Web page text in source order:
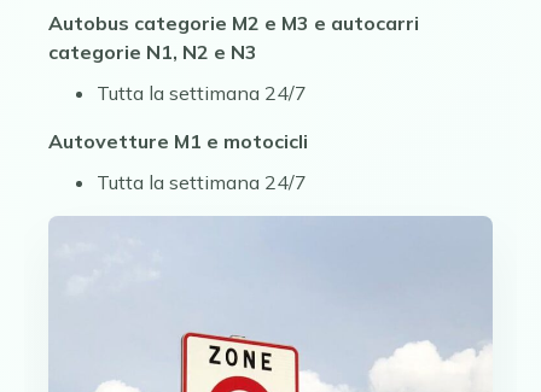
Autobus categorie M2 e M3 e autocarri
categorie N1, N2 e N3
Tutta la settimana 24/7
Autovetture M1 e motocicli
Tutta la settimana 24/7